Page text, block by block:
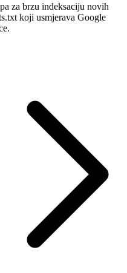
za brzu indeksaciju novih
koji usmjerava Google